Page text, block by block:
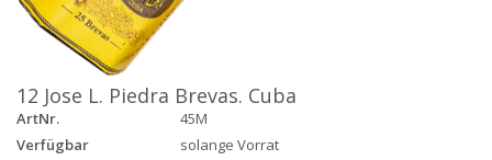
12 Jose L. Piedra Brevas. Cuba
ArtNr.
45M
Verfügbar
solange Vorrat